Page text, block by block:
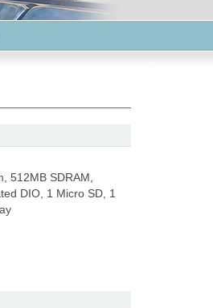
512MB SDRAM,
DIO, 1 Micro SD, 1